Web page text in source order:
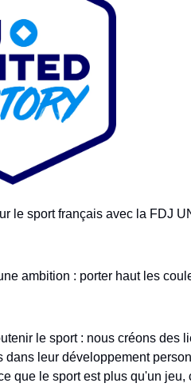
le sport français avec la FDJ
ambition : porter haut les
le sport : nous créons des
leur développement
que le sport est plus qu'un jeu,